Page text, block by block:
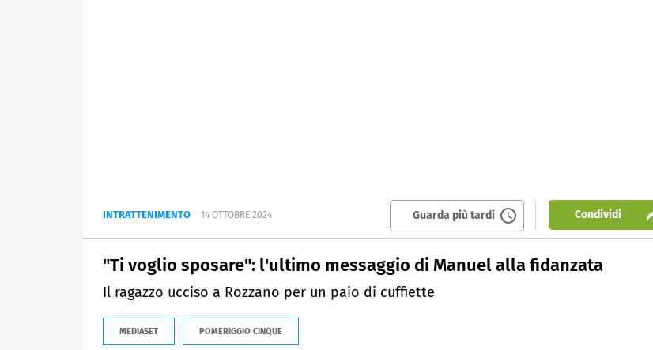
INTRATTENIMENTO 14 OTTOBRE 2024 Guarda più tardi Condividi
"Ti voglio sposare": l'ultimo messaggio di Manuel alla fidanzata
Il ragazzo ucciso a Rozzano per un paio di cuffiette
MEDIASET POMERIGGIO CINQUE